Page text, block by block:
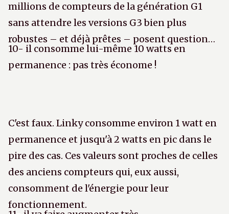
millions de compteurs de la génération G1
sans attendre les versions G3 bien plus
robustes – et déjà prêtes – posent question…
10- il consomme lui-même 10 watts en
permanence : pas très économe !
C'est faux. Linky consomme environ 1 watt en
permanence et jusqu'à 2 watts en pic dans le
pire des cas. Ces valeurs sont proches de celles
des anciens compteurs qui, eux aussi,
consomment de l'énergie pour leur
fonctionnement.